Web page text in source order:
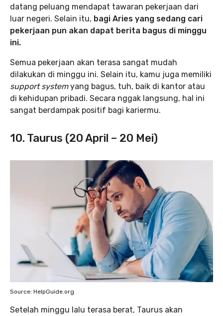
datang peluang mendapat tawaran pekerjaan dari
luar negeri. Selain itu, bagi Aries yang sedang cari
pekerjaan pun akan dapat berita bagus di minggu
ini.
Semua pekerjaan akan terasa sangat mudah
dilakukan di minggu ini. Selain itu, kamu juga memiliki
support systemyang bagus, tuh, baik di kantor atau
di kehidupan pribadi. Secara nggak langsung, hal ini
sangat berdampak positif bagi kariermu.
10. Taurus (20 April – 20 Mei)
Source: HelpGuide.org
Setelah minggu lalu terasa berat, Taurus akan